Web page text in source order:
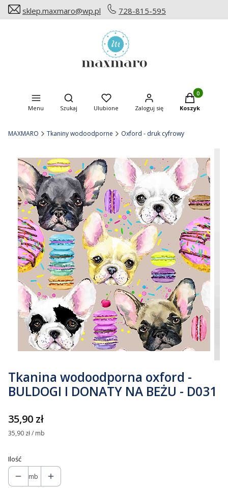
sklep.maxmaro@wp.pl 728-815-595
Menu
Otwórz wyszukiwarkę
Szukaj Ulubione Zaloguj się
Produkty w
Koszyk
MAXMARO Tkaniny wodoodporne Oxford - druk cyfrowy
Tkanina wodoodporna oxford -
BULDOGI I DONATY NA BEŻU - D031
Cena
35,90 zł
35,90 zł / mb
Ilość
mb